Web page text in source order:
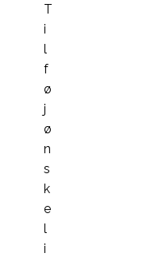
T
i
l
f
ø
j
ø
n
s
k
e
l
i